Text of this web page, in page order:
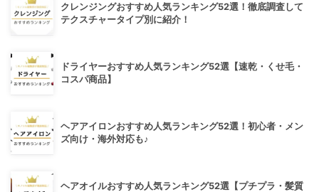
クレンジングおすすめ人気ランキング52選！徹底調査して
テクスチャータイプ別に紹介！
ドライヤーおすすめ人気ランキング52選【速乾・くせ毛・
コスパ商品】
ヘアアイロンおすすめ人気ランキング52選！初心者・メン
ズ向け・海外対応も♪
ヘアオイルおすすめ人気ランキング52選【プチプラ・髪質